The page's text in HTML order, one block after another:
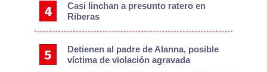
Casi linchan a presunto ratero en
Riberas
Detienen al padre de Alanna, posible
víctima de violación agravada